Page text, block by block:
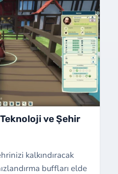
ve Şehir
kalkındıracak
buffları elde